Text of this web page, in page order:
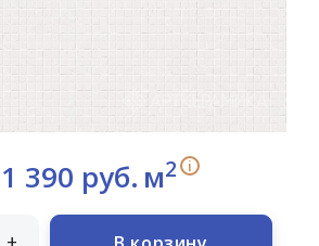
1 390 руб. м2 i